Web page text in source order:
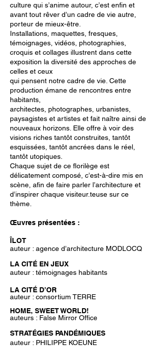
culture qui s’anime autour, c’est enfin et
avant tout rêver d’un cadre de vie autre,
porteur de mieux-être.
Installations, maquettes, fresques,
témoignages, vidéos, photographies,
croquis et collages illustrent dans cette
exposition la diversité des approches de
celles et ceux
qui pensent notre cadre de vie. Cette
production émane de rencontres entre
habitants,
architectes, photographes, urbanistes,
paysagistes et artistes et fait naître ainsi de
nouveaux horizons. Elle offre à voir des
visions riches tantôt construites, tantôt
esquissées, tantôt ancrées dans le réel,
tantôt utopiques.
Chaque sujet de ce florilège est
délicatement composé, c’est-à-dire mis en
scène, afin de faire parler l’architecture et
d’inspirer chaque visiteur.teuse sur ce
thème.
Œuvres présentées :
ÎLOT
auteur : agence d’architecture MODLOCQ
LA CITÉ EN JEUX
auteur : témoignages habitants
​LA CITÉ D’OR
auteur : consortium TERRE
HOME, SWEET WORLD!
auteurs : False Mirror Office
​STRATÉGIES PANDÉMIQUES
auteur : PHILIPPE KOEUNE